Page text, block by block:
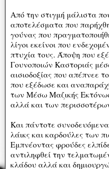
Από την στιγμή μάλιστα
αποτελέσματα που
γούνας που
λίγοι εκείνοι που
πτυχία τους. Άποψη που
Γουνοποιών Καστοριάς
αισιοδοξίας που απέπνεε
που εξέδωσε και
των Μέσω Μαζικής
αλλά και των
Και πάντοτε
λάικς και καρδούλες των
Εμπνέοντας φρούδες
αντιληφθεί την
κλάδου αλλά και